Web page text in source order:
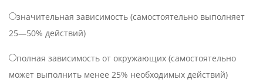
значительная зависимость (самостоятельно выполняет
25—50% действий)
полная зависимость от окружающих (самостоятельно
может выполнить менее 25% необходимых действий)